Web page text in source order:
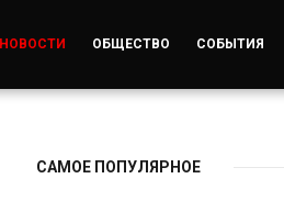
НОВОСТИ ОБЩЕСТВО СОБЫТИЯ
САМОЕ ПОПУЛЯРНОЕ